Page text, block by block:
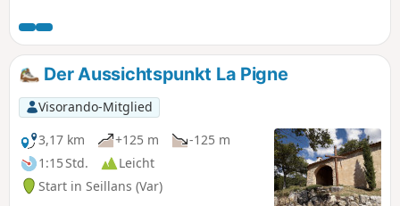
Der Aussichtspunkt La Pigne
Visorando-Mitglied
3,17 km
+125 m
-125 m
1:15 Std.
Leicht
Start in Seillans (Var)